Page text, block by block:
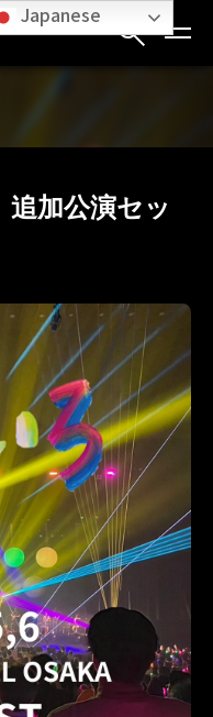
加公演セッ
Japanese